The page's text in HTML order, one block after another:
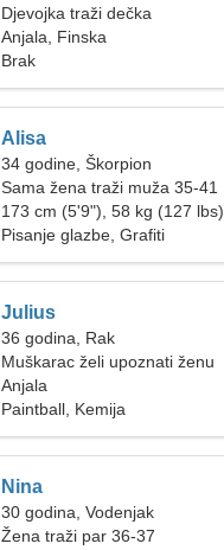
Djevojka traži dečka
Anjala, Finska
Brak
Alisa
34 godine, Škorpion
Sama žena traži muža 35-41
173 cm (5'9"), 58 kg (127 lbs)
Pisanje glazbe, Grafiti
Julius
36 godina, Rak
Muškarac želi upoznati ženu
Anjala
Paintball, Kemija
Nina
30 godina, Vodenjak
Žena traži par 36-37